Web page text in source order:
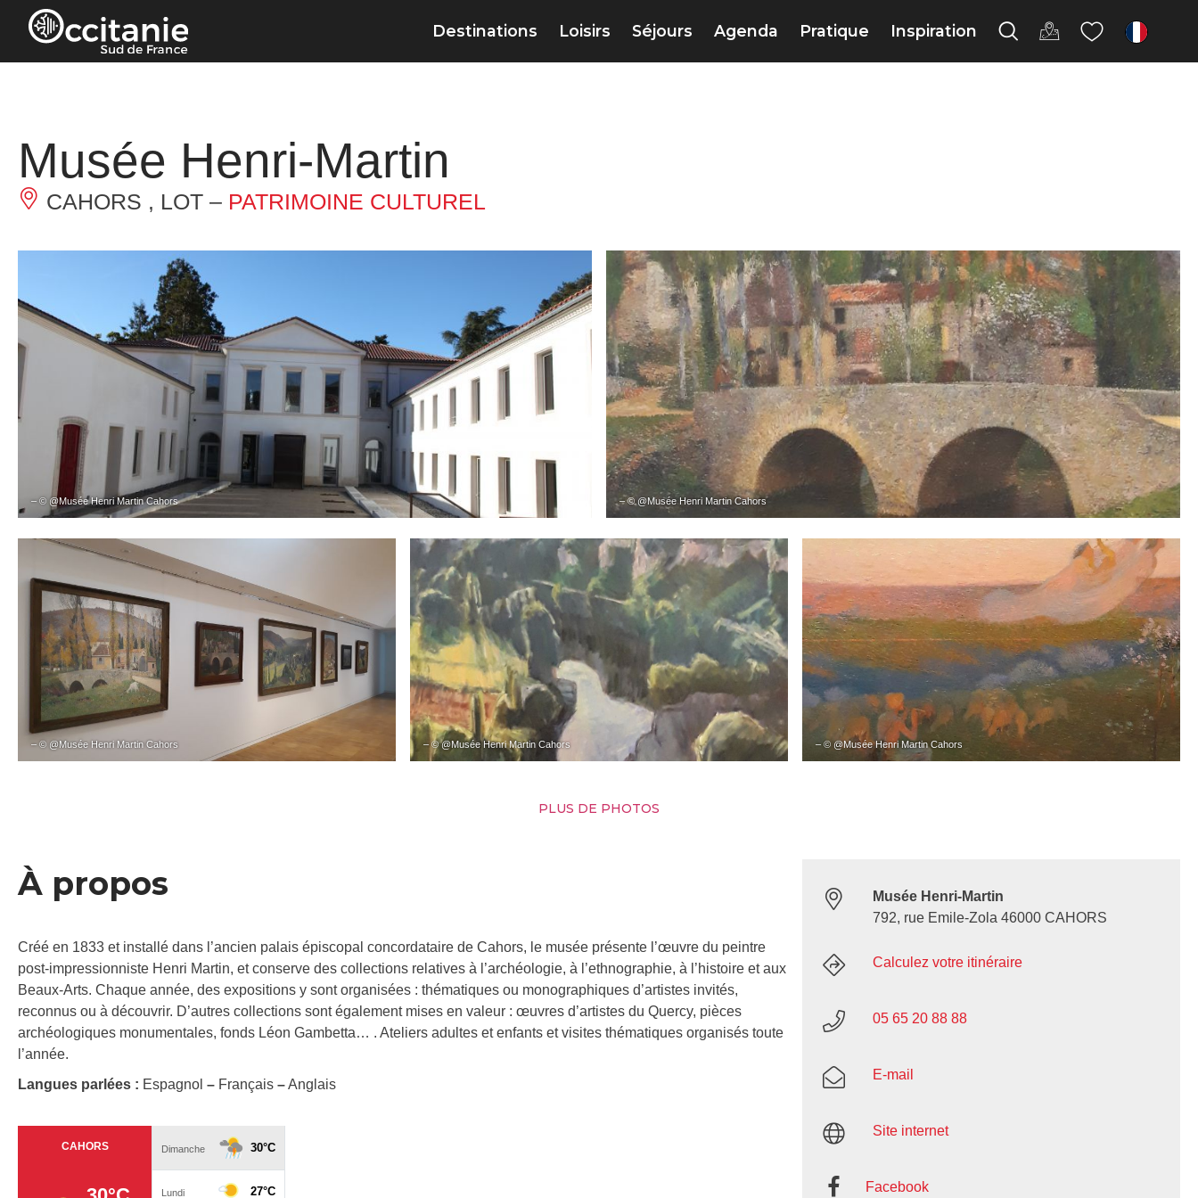
Panneau de gestion des cookies
Destinations Loisirs Séjours Agenda Pratique Inspiration fr
Musée Henri-Martin
CAHORS , LOT – PATRIMOINE CULTUREL
– © @Musée Henri Martin Cahors – © @Musée Henri Martin Cahors
– © @Musée Henri Martin Cahors – © @Musée Henri Martin Cahors – © @Musée Henri Martin Cahors
PLUS DE PHOTOS
À propos
Créé en 1833 et installé dans l’ancien palais épiscopal concordataire de Cahors, le musée présente l’œuvre du peintre
post-impressionniste Henri Martin, et conserve des collections relatives à l’archéologie, à l’ethnographie, à l’histoire et aux
Beaux-Arts. Chaque année, des expositions y sont organisées : thématiques ou monographiques d’artistes invités,
reconnus ou à découvrir. D’autres collections sont également mises en valeur : œuvres d’artistes du Quercy, pièces
archéologiques monumentales, fonds Léon Gambetta… . Ateliers adultes et enfants et visites thématiques organisés toute
l’année.
Langues parlées : Espagnol – Français –Anglais
Musée Henri-Martin
792, rue Emile-Zola 46000 CAHORS
Calculez votre itinéraire
05 65 20 88 88
E-mail
Site internet
Facebook